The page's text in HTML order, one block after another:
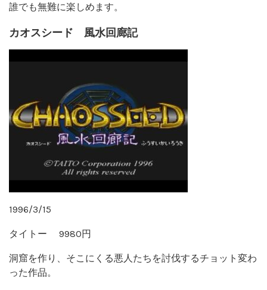
誰でも無難に楽しめます。
カオスシード 風水回廊記
1996/3/15
タイトー 9980円
洞窟を作り、そこにくる悪人たちを討伐するチョット変わ
った作品。